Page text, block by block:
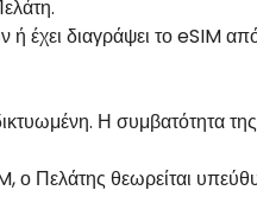
ή έχει διαγράψει το eSIM
Η συμβατότητα
ο Πελάτης θεωρείται